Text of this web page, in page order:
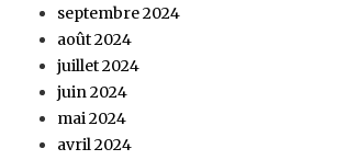
septembre 2024
août 2024
juillet 2024
juin 2024
mai 2024
avril 2024